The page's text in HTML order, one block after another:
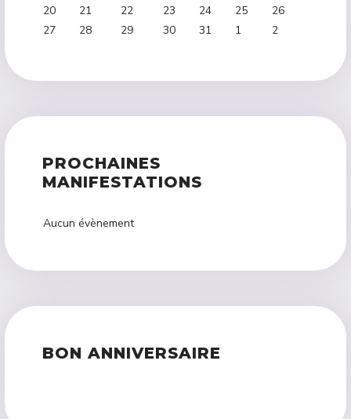
20
21 22 23 24 25
26
27
28 29 30 31 1 2
PROCHAINES
MANIFESTATIONS
Aucun évènement
BON ANNIVERSAIRE